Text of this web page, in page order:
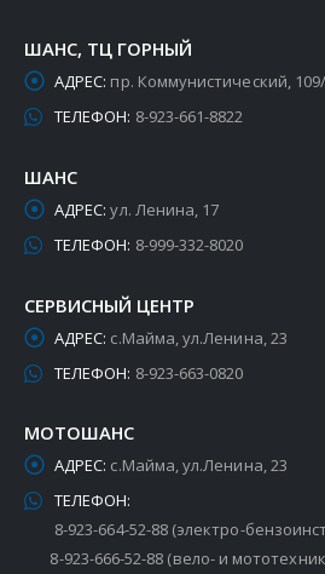
ШАНС, ТЦ ГОРНЫЙ
АДРЕС: пр. Коммунистический,
ТЕЛЕФОН: 8-923-661-8822
ШАНС
АДРЕС: ул. Ленина, 17
ТЕЛЕФОН: 8-999-332-8020
СЕРВИСНЫЙ ЦЕНТР
АДРЕС: с.Майма, ул.Ленина, 23
ТЕЛЕФОН: 8-923-663-0820
МОТОШАНС
АДРЕС: с.Майма, ул.Ленина, 23
ТЕЛЕФОН:
8-923-664-52-88 (электро-
8-923-666-52-88 (вело- и